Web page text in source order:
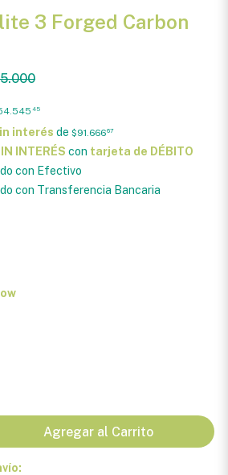
3 Forged Carbon
45
interés de $91.66667
INTERÉS con tarjeta de DÉBITO
con Efectivo
con Transferencia Bancaria
Agregar al Carrito